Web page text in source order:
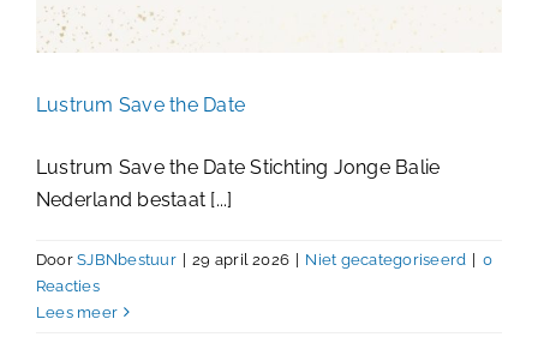
Lustrum Save the Date
Lustrum Save the Date Stichting Jonge Balie
Nederland bestaat [...]
DoorSJBNbestuur 29 april 2026 Niet gecategoriseerd
0
Reacties
Lees meer